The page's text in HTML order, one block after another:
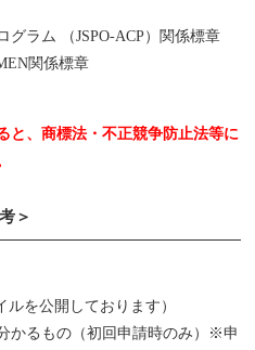
グラム （JSPO-ACP）関係標章
関係標章
と、商標法・不正競争防止法等に
＞
ルを公開しております）
かるもの（初回申請時のみ）※申